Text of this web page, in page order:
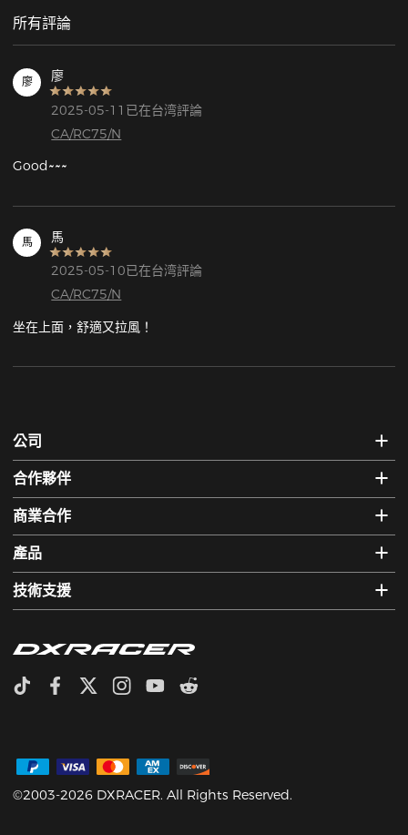
所有評論
廖 廖
2025-05-11已在台湾評論
CA/RC75/N
Good~~~
馬 馬
2025-05-10已在台湾評論
CA/RC75/N
坐在上面，舒適又拉風！
公司
合作夥伴
商業合作
產品
技術支援
©2003-2026 DXRACER. All Rights Reserved.